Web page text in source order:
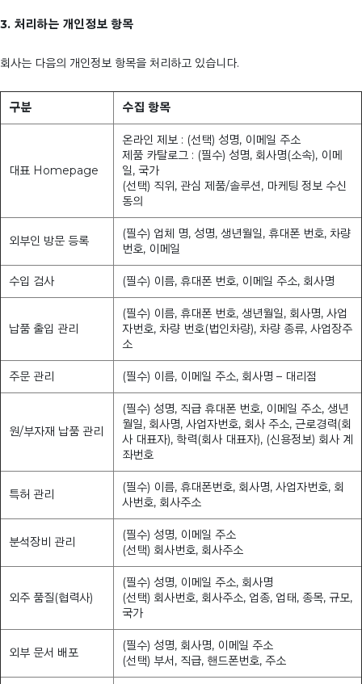
3. 처리하는 개인정보 항목
회사는 다음의 개인정보 항목을 처리하고 있습니다.
구분 수집 항목
대표 Homepage
온라인 제보 : (선택) 성명, 이메일 주소
제품 카탈로그 : (필수) 성명, 회사명(소속), 이메
일, 국가
(선택) 직위, 관심 제품/솔루션, 마케팅 정보 수신
동의
외부인 방문 등록
(필수) 업체 명, 성명, 생년월일, 휴대폰 번호, 차량
번호, 이메일
수입 검사 (필수) 이름, 휴대폰 번호, 이메일 주소, 회사명
납품 출입 관리
(필수) 이름, 휴대폰 번호, 생년월일, 회사명, 사업
자번호, 차량 번호(법인차량), 차량 종류, 사업장주
소
주문 관리 (필수) 이름, 이메일 주소, 회사명 – 대리점
원/부자재 납품 관리
(필수) 성명, 직급 휴대폰 번호, 이메일 주소, 생년
월일, 회사명, 사업자번호, 회사 주소, 근로경력(회
사 대표자), 학력(회사 대표자), (신용정보) 회사 계
좌번호
특허 관리
(필수) 이름, 휴대폰번호, 회사명, 사업자번호, 회
사번호, 회사주소
분석장비 관리
(필수) 성명, 이메일 주소
(선택) 회사번호, 회사주소
외주 품질(협력사)
(필수) 성명, 이메일 주소, 회사명
(선택) 회사번호, 회사주소, 업종, 업태, 종목, 규모,
국가
외부 문서 배포
(필수) 성명, 회사명, 이메일 주소
(선택) 부서, 직급, 핸드폰번호, 주소